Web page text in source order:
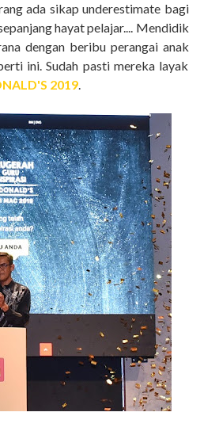
ada sikap underestimate bagi
hayat pelajar.... Mendidik
dengan beribu perangai anak
ini. Sudah pasti mereka layak
2019.